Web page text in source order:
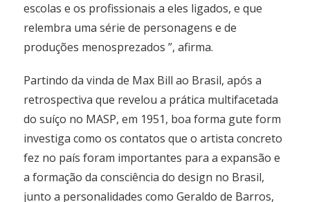
escolas e os profissionais a eles ligados, e que
relembra uma série de personagens e de
produções menosprezados ”, afirma.
Partindo da vinda de Max Bill ao Brasil, após a
retrospectiva que revelou a prática multifacetada
do suíço no MASP, em 1951, boa forma gute form
investiga como os contatos que o artista concreto
fez no país foram importantes para a expansão e
a formação da consciência do design no Brasil,
junto a personalidades como Geraldo de Barros,